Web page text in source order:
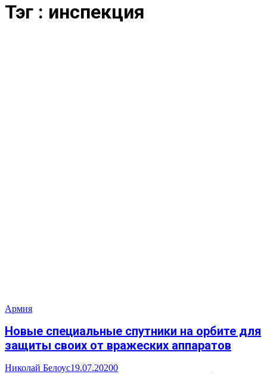
Тэг : инспекция
Армия
Новые специальные спутники на орбите для
защиты своих от вражеских аппаратов
Николай Белоус19.07.20200